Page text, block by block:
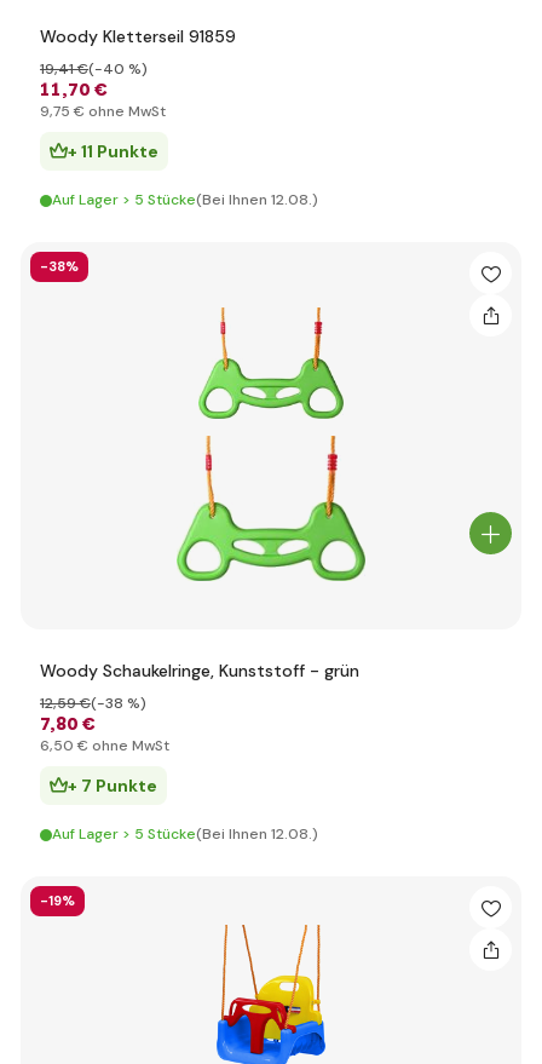
Woody Kletterseil 91859
11,70 €
19,41 €(-40 %)
9,75 € ohne MwSt
+ 11 Punkte
Auf Lager > 5 Stücke(Bei Ihnen 12.08.)
-38%
Woody Schaukelringe, Kunststoff - grün
7,80 €
12,59 €(-38 %)
6,50 € ohne MwSt
+ 7 Punkte
Auf Lager > 5 Stücke(Bei Ihnen 12.08.)
-19%